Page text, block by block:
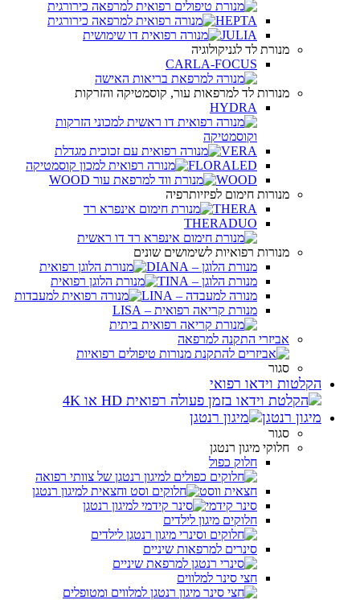
HEPTA
JULIA
מנורת לד לגניקולוגיה
CARLA-FOCUS
מנורות לד למרפאות עור, קוסמטיקה והזרקות
HYDRA
VERA
FLORALED
WOOD
מנורות חימום לפיזיותרפיה
THERA
THERADUO
מנורות רפואיות לשימושים שונים
מנורת הלוגן – DIANA
מנורת הלוגן – TINA
מנורה למעבדה – LINA
מנורת קריאה רפואית – LISA
אביזרי התקנה למרפאה
סגור
הקלטות וידאו רפואי
מיגון רנטגן
סגור
חלוקי מיגון רנטגן
חלוק כפול
חצאית ווסט
סינר קידמי
חלוקים מיגון לילדים
סינרים למרפאות שיניים
חצי סינר למלווים